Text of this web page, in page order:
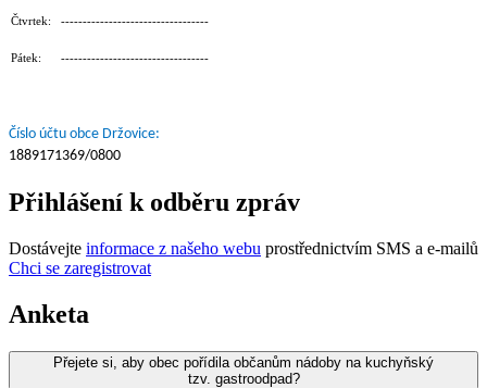
Čtvrtek: ----------------------------------
Pátek: ----------------------------------
Číslo účtu obce Držovice:
1889171369/0800
Přihlášení k odběru zpráv
Dostávejte informace z našeho webu prostřednictvím SMS a e-mailů
Chci se zaregistrovat
Anketa
Přejete si, aby obec pořídila občanům nádoby na kuchyňský
tzv. gastroodpad?